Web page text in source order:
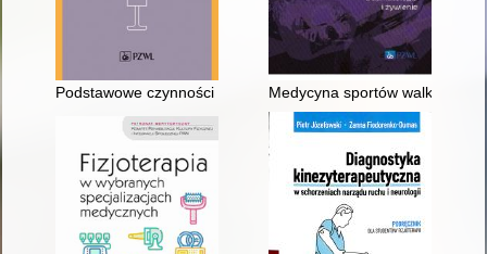
Podstawowe czynności pielęgnacyjne i zabiegi medyczne :
Medycyna sportów walki :